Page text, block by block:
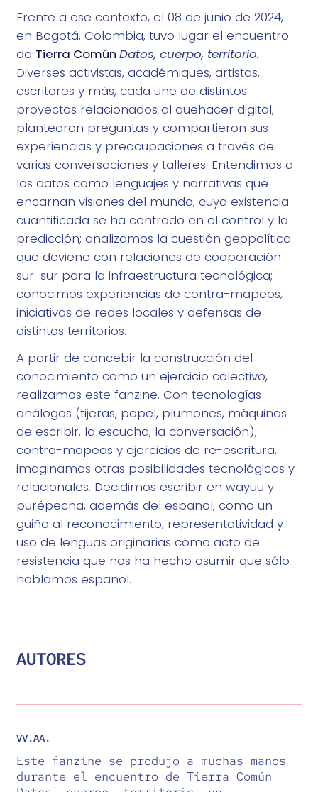
Frente a ese contexto, el 08 de junio de 2024,
en Bogotá, Colombia, tuvo lugar el encuentro
de Tierra Común Datos, cuerpo, territorio.
Diverses activistas, académiques, artistas,
escritores y más, cada une de distintos
proyectos relacionados al quehacer digital,
plantearon preguntas y compartieron sus
experiencias y preocupaciones a través de
varias conversaciones y talleres. Entendimos a
los datos como lenguajes y narrativas que
encarnan visiones del mundo, cuya existencia
cuantificada se ha centrado en el control y la
predicción; analizamos la cuestión geopolítica
que deviene con relaciones de cooperación
sur-sur para la infraestructura tecnológica;
conocimos experiencias de contra-mapeos,
iniciativas de redes locales y defensas de
distintos territorios.
A partir de concebir la construcción del
conocimiento como un ejercicio colectivo,
realizamos este fanzine. Con tecnologías
análogas (tijeras, papel, plumones, máquinas
de escribir, la escucha, la conversación),
contra-mapeos y ejercicios de re-escritura,
imaginamos otras posibilidades tecnológicas y
relacionales. Decidimos escribir en wayuu y
purépecha, además del español, como un
guiño al reconocimiento, representatividad y
uso de lenguas originarias como acto de
resistencia que nos ha hecho asumir que sólo
hablamos español.
AUTORES
VV.AA.
Este fanzine se produjo a muchas manos
durante el encuentro de Tierra Común